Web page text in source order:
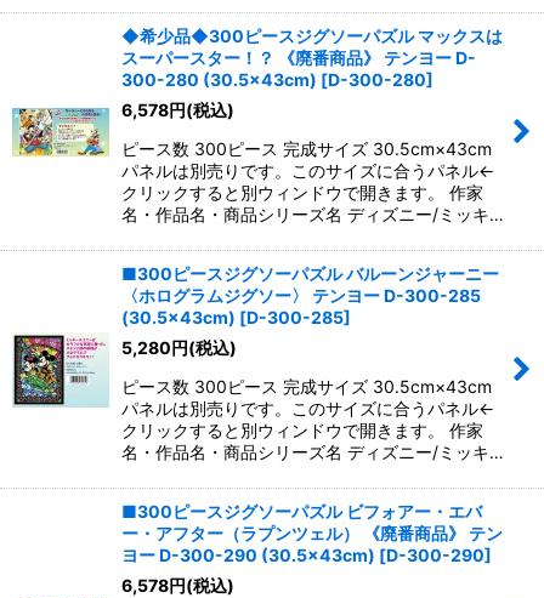
◆希少品◆300ピースジグソーパズル マックスは
スーパースター！？ 《廃番商品》 テンヨー D-
300-280 (30.5×43cm) [D-300-280]
6,578円(税込)
ピース数 300ピース 完成サイズ 30.5cm×43cm
パネルは別売りです。このサイズに合うパネル←
クリックすると別ウィンドウで開きます。 作家
名・作品名・商品シリーズ名 ディズニー/ミッキ…
■300ピースジグソーパズル バルーンジャーニー
〈ホログラムジグソー〉 テンヨー D-300-285
(30.5×43cm) [D-300-285]
5,280円(税込)
ピース数 300ピース 完成サイズ 30.5cm×43cm
パネルは別売りです。このサイズに合うパネル←
クリックすると別ウィンドウで開きます。 作家
名・作品名・商品シリーズ名 ディズニー/ミッキ…
■300ピースジグソーパズル ビフォアー・エバ
ー・アフター（ラプンツェル） 《廃番商品》 テン
ヨー D-300-290 (30.5×43cm) [D-300-290]
6,578円(税込)